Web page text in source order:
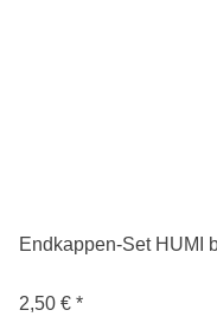
Endkappen-Set HUMI
2,50 € *